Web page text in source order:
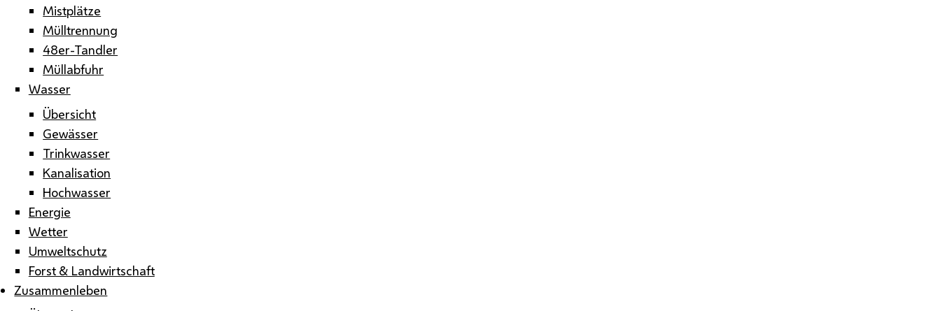
Mistplätze
Mülltrennung
48er-Tandler
Müllabfuhr
Wasser
Übersicht
Gewässer
Trinkwasser
Kanalisation
Hochwasser
Energie
Wetter
Umweltschutz
Forst & Landwirtschaft
Zusammenleben